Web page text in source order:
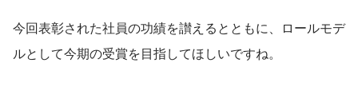
今回表彰された社員の功績を讃えるとともに、ロールモデ
ルとして今期の受賞を目指してほしいですね。